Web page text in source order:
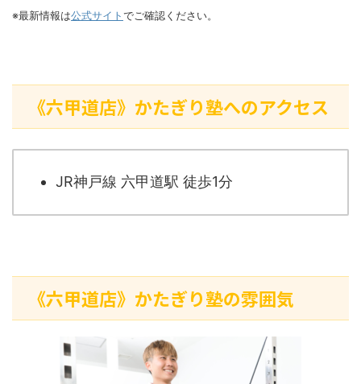
※最新情報は公式サイト でご確認ください。
《六甲道店》かたぎり塾へのアクセス
JR神戸線 六甲道駅 徒歩1分
《六甲道店》かたぎり塾の雰囲気